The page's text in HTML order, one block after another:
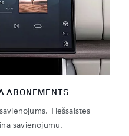
ABONEMENTS
Tiešsaistes
savienojumu.